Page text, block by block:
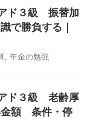
ド３級 振替加
で勝負する｜
年金の勉強
ド３級 老齢厚
金額 条件・停